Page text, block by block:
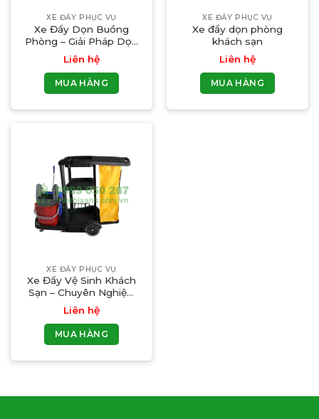
XE ĐẨY PHỤC VỤ
Xe Đẩy Dọn Buồng
Phòng – Giải Pháp Dọn
Dẹp Khách Sạn Hiệu
Quả
Liên hệ
MUA HÀNG
XE ĐẨY PHỤC VỤ
Xe đẩy dọn phòng
khách sạn
Liên hệ
MUA HÀNG
XE ĐẨY PHỤC VỤ
Xe Đẩy Vệ Sinh Khách
Sạn – Chuyên Nghiệp,
Hiệu Quả, Giá Tốt
Liên hệ
MUA HÀNG